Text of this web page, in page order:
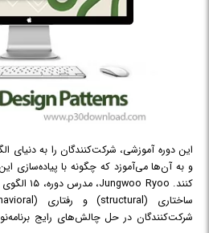
این دوره آموزشی، شرکت‌کنندگان را به دنیای
و به آن‌ها می‌آموزد که چگونه با پیاده‌سازی
شرکت‌کنندگان در حل چالش‌های رایج